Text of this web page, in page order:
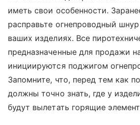
иметь свои особенности.
расправьте огнепроводный
ваших изделиях. Все
предназначенные для продажи
инициируются поджигом
Запомните, что, перед тем как
должны точно знать, где у
будут вылетать горящие